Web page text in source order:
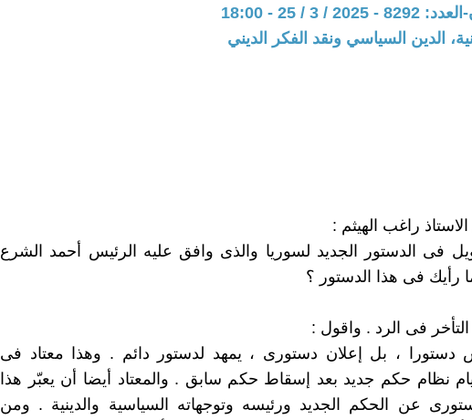
/ 3 / 25 - 18:00
الدين السياسي ونقد الفكر الديني
راغب الهيثم :
فى الدستور الجديد لسوريا والذى وافق عليه الرئيس أحمد الشرع
رأيك فى هذا الدستور ؟
فى الرد . واقول :
دستورا ، بل إعلان دستورى ، يمهد لدستور دائم . وهذا معتاد فى
نظام حكم جديد بعد إسقاط حكم سابق . والمعتاد أيضا أن يعبّر هذا
عن الحكم الجديد ورئيسه وتوجهاته السياسية والدينية . ومن